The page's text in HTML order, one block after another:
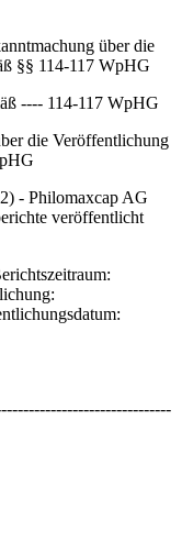
über die
§§ 114-117 WpHG
---- 114-117 WpHG
die Veröffentlichung
- Philomaxcap AG
veröffentlicht